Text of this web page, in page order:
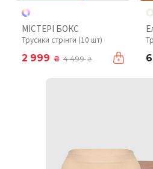
МІСТЕРІ БОКС
Трусики стрінги (10 шт)
2 999 ₴ 4 499₴